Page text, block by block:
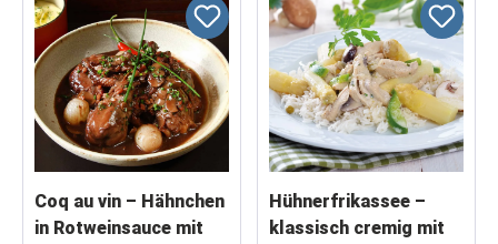
Coq au vin – Hähnchen
in Rotweinsauce mit
Hühnerfrikassee –
klassisch cremig mit